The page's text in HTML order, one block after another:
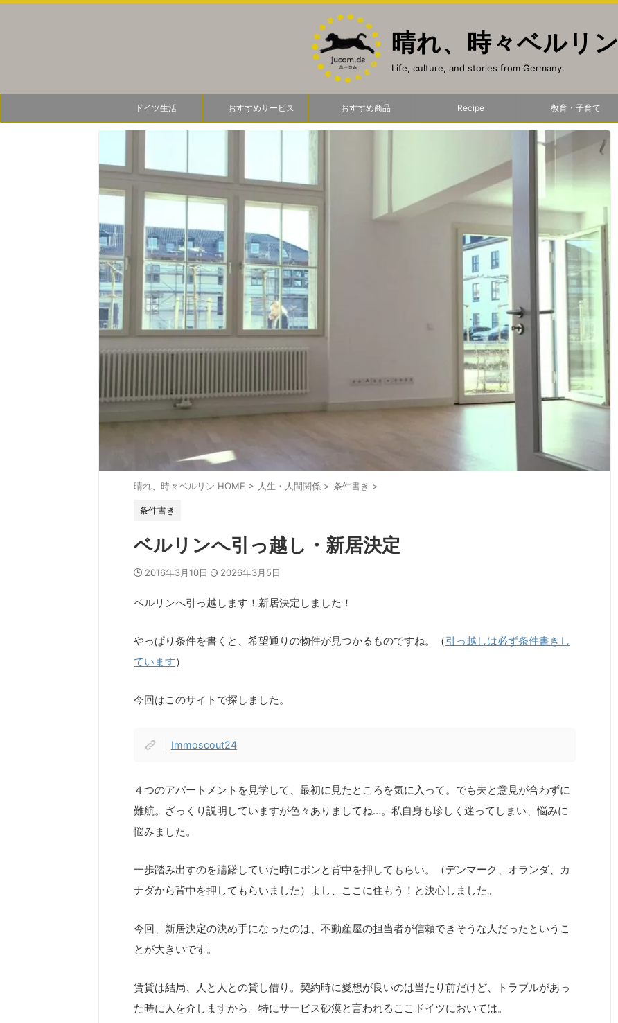
晴れ、時々ベルリン
Life, culture, and stories from Germany.
ドイツ生活 おすすめサービス おすすめ商品 Recipe 教育・子育て
晴れ、時々ベルリン HOME > 人生・人間関係 > 条件書き >
条件書き
ベルリンへ引っ越し・新居決定
2016年3月10日 2026年3月5日
ベルリンへ引っ越します！新居決定しました！
やっぱり条件を書くと、希望通りの物件が見つかるものですね。（引っ越しは必ず条件書きし
ています）
今回はこのサイトで探しました。
Immoscout24
４つのアパートメントを見学して、最初に見たところを気に入って。でも夫と意見が合わずに
難航。ざっくり説明していますが色々ありましてね…。私自身も珍しく迷ってしまい、悩みに
悩みました。
一歩踏み出すのを躊躇していた時にポンと背中を押してもらい。（デンマーク、オランダ、カ
ナダから背中を押してもらいました）よし、ここに住もう！と決心しました。
今回、新居決定の決め手になったのは、不動産屋の担当者が信頼できそうな人だったというこ
とが大きいです。
賃貸は結局、人と人との貸し借り。契約時に愛想が良いのは当たり前だけど、トラブルがあっ
た時に人を介しますから。特にサービス砂漠と言われるここドイツにおいては。